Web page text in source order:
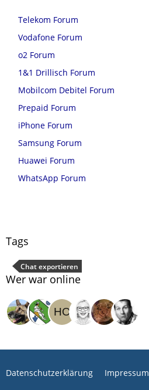
Telekom Forum
Vodafone Forum
o2 Forum
1&1 Drillisch Forum
Mobilcom Debitel Forum
Prepaid Forum
iPhone Forum
Samsung Forum
Huawei Forum
WhatsApp Forum
Tags
Chat exportieren
Wer war online
Datenschutzerklärung Impressum